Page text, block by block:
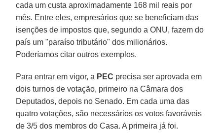
cada um custa aproximadamente 168 mil reais por
mês. Entre eles, empresários que se beneficiam das
isenções de impostos que, segundo a ONU, fazem do
país um "paraíso tributário" dos milionários.
Poderíamos citar outros exemplos.
Para entrar em vigor, a PEC precisa ser aprovada em
dois turnos de votação, primeiro na Câmara dos
Deputados, depois no Senado. Em cada uma das
quatro votações, são necessários os votos favoráveis
de 3/5 dos membros do Casa. A primeira já foi.